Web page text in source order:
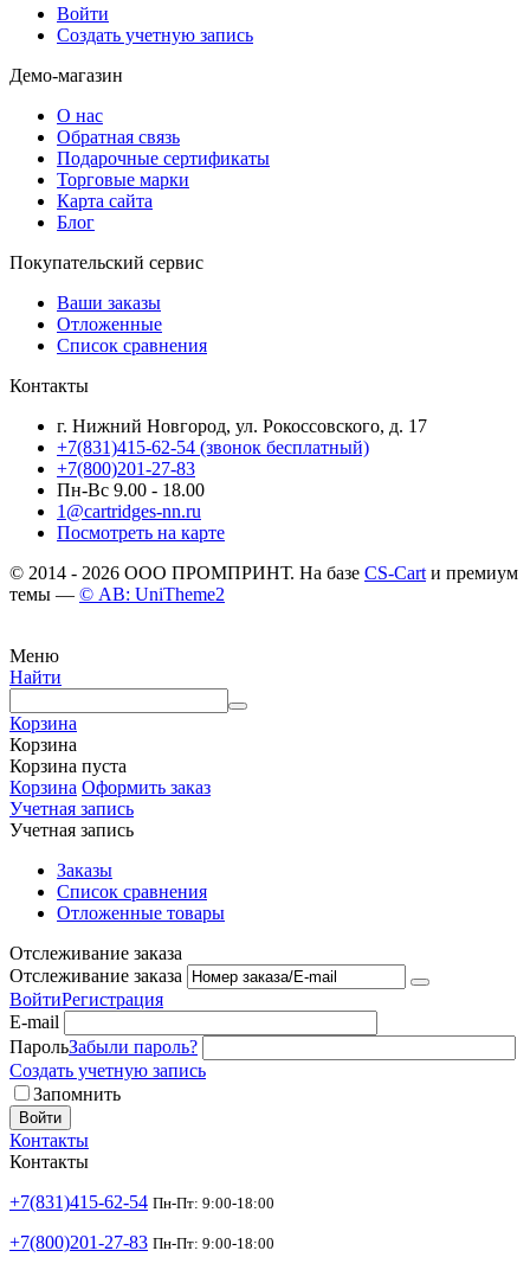
Войти
Создать учетную запись
Демо-магазин
О нас
Обратная связь
Подарочные сертификаты
Торговые марки
Карта сайта
Блог
Покупательский сервис
Ваши заказы
Отложенные
Список сравнения
Контакты
г. Нижний Новгород, ул. Рокоссовского, д. 17
+7(831)415-62-54 (звонок бесплатный)
+7(800)201-27-83
Пн-Вс 9.00 - 18.00
1@cartridges-nn.ru
Посмотреть на карте
© 2014 - 2026 ООО ПРОМПРИНТ. На базе CS-Cartи премиум
темы — © AB: UniTheme2
Меню
Найти
Корзина
Корзина
Корзина пуста
Корзина Оформить заказ
Учетная запись
Учетная запись
Заказы
Список сравнения
Отложенные товары
Отслеживание заказа
Отслеживание заказа
ВойтиРегистрация
E-mail
ПарольЗабыли пароль?
Создать учетную запись
Запомнить
Войти
Контакты
Контакты
+7(831)415-62-54 Пн-Пт: 9:00-18:00
+7(800)201-27-83 Пн-Пт: 9:00-18:00